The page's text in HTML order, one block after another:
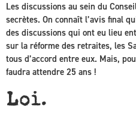
Les discussions au sein du
secrètes. On connaît l’avis final
des discussions qui ont eu lieu
sur la réforme des retraites, les
tous d’accord entre eux. Mais,
faudra attendre 25 ans !
Loi.